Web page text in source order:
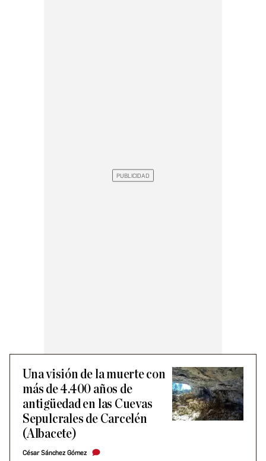
Una visión de la muerte con
más de 4.400 años de
antigüedad en las Cuevas
Sepulcrales de Carcelén
(Albacete)
César Sánchez Gómez